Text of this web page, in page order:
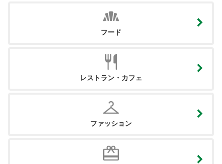
フード
レストラン・カフェ
ファッション